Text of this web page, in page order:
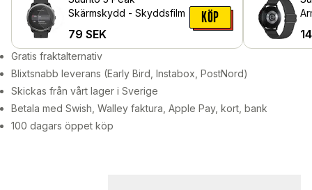
Skärmskydd - Skyddsfilm
79 SEK
KÖP
Gratis fraktalternativ
Blixtsnabb leverans (Early Bird, Instabox, PostNord)
Skickas från vårt lager i Sverige
Betala med Swish, Walley faktura, Apple Pay, kort, bank
100 dagars öppet köp